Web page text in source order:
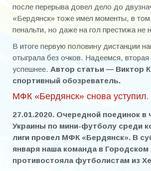
после перерыва довел дело до
«Бердянск» тоже имел моменты, в том
пенальти, но даже на гол престижа не
В итоге первую половину дистанции
отыграла без очков. Надеемся, вторая
успешнее. Автор статьи — Виктор
спортивный обозреватель.
МФК «Бердянск» снова уступил.
27.01.2020. Очередной поединок в
Украины по мини-футболу среди
лиги провел МФК «Бердянск». В
января наша команда в
противостояла футболистам из